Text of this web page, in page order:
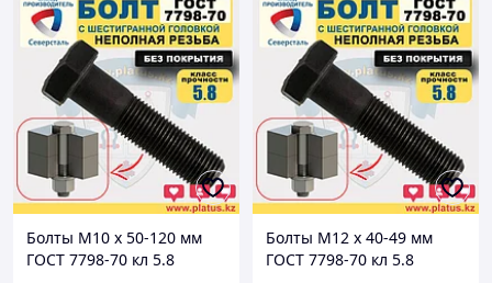
Болты М10 х 50-120 мм
ГОСТ 7798-70 кл 5.8
Болты М12 х 40-49 мм
ГОСТ 7798-70 кл 5.8